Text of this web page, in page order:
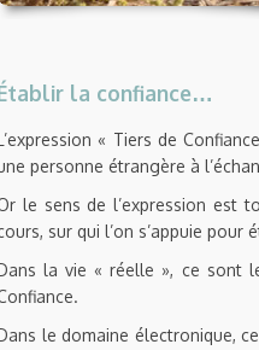
la confiance…
« Tiers de
personne étrangère à
le sens de l’expression est
sur qui l’on s’appuie
la vie « réelle », ce sont
le domaine électronique,